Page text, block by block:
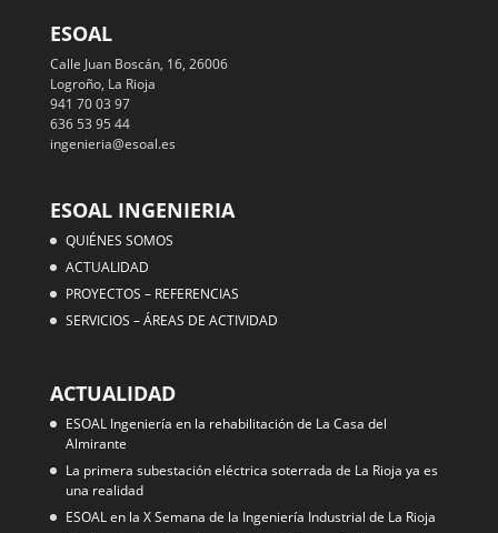
ESOAL
Calle Juan Boscán, 16, 26006
Logroño, La Rioja
941 70 03 97
636 53 95 44
ingenieria@esoal.es
ESOAL INGENIERIA
QUIÉNES SOMOS
ACTUALIDAD
PROYECTOS – REFERENCIAS
SERVICIOS – ÁREAS DE ACTIVIDAD
ACTUALIDAD
ESOAL Ingeniería en la rehabilitación de La Casa del
Almirante
La primera subestación eléctrica soterrada de La Rioja ya es
una realidad
ESOAL en la X Semana de la Ingeniería Industrial de La Rioja